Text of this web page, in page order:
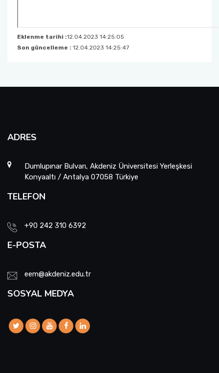
Eklenme tarihi :12.04.2023 14:25:05
Son güncelleme : 12.04.2023 14:25:47
ADRES
Dumlupınar Bulvarı, Akdeniz Üniversitesi Yerleşkesi
Konyaaltı / Antalya 07058 Türkiye
TELEFON
+90 242 310 6392
E-POSTA
eem@akdeniz.edu.tr
SOSYAL MEDYA